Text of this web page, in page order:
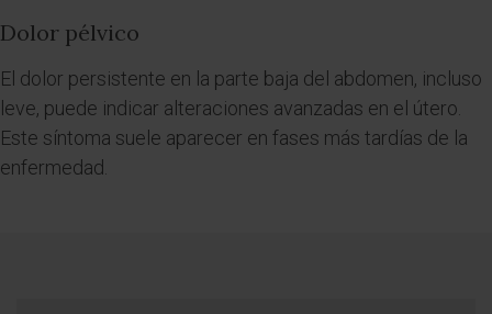
Dolor pélvico
El dolor persistente en la parte baja del abdomen, incluso
leve, puede indicar alteraciones avanzadas en el útero.
Este síntoma suele aparecer en fases más tardías de la
enfermedad.